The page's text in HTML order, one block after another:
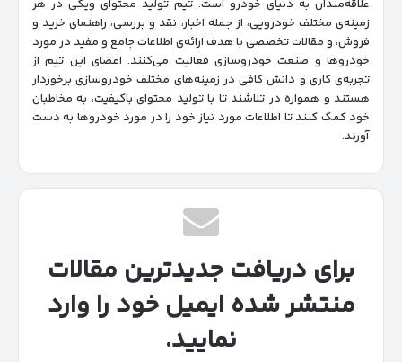
علاقه‌مندان به دنیای خودرو است. تیم تولید محتوای ویکی در هر
زمینه‌‌ی مختلف خودرویی، از جمله اخبار، نقد و بررسی، راهنمای خرید و
فروش، و مقالات تخصصی با هدف ارائه‌ی اطلاعات جامع و مفید در مورد
خودروها و صنعت خودروسازی فعالیت می‌کنند. اعضای این تیم از
تجربه‌ی کاری و دانش کافی در زمینه‌های مختلف خودروسازی برخوردار
هستند و همواره در تلاشند تا با تولید محتوای باکیفیت، به مخاطبان
خود کمک کنند تا اطلاعات مورد نیاز خود را در مورد خودروها به دست
آورند.
برای دریافت جدیدترین مقالات
منتشر شده ایمیل خود را وارد
نمایید.